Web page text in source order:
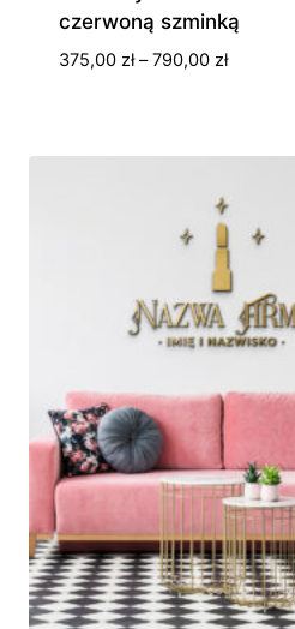
czerwoną szminką
375,00 zł – 790,00 złZakres